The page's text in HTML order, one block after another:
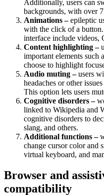
Additionally, users can
backgrounds, with over
Animations –epileptic
with the click of a
interface include videos,
Content highlighting –
important elements such
choose to highlight
Audio muting –users
headaches or other
This option lets users
Cognitive disorders –
linked to Wikipedia and
cognitive disorders to
slang, and others.
Additional functions –
change cursor color and
virtual keyboard, and
Browser and
compatibility